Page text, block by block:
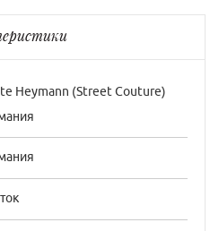
Нeymann (Street Couture)